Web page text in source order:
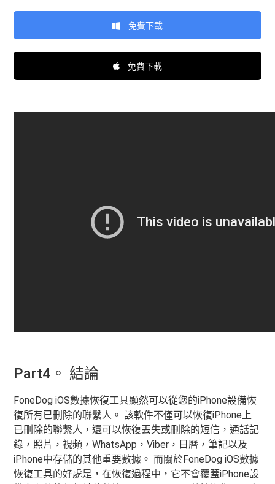
免費下載
免費下載
Part4。 結論
FoneDog iOS數據恢復工具顯然可以從您的iPhone設備恢
復所有已刪除的聯繫人。 該軟件不僅可以恢復iPhone上
已刪除的聯繫人，還可以恢復丟失或刪除的短信，通話記
錄，照片，視頻，WhatsApp，Viber，日曆，筆記以及
iPhone中存儲的其他重要數據。 而關於FoneDog iOS數據
恢復工具的好處是，在恢復過程中，它不會覆蓋iPhone設